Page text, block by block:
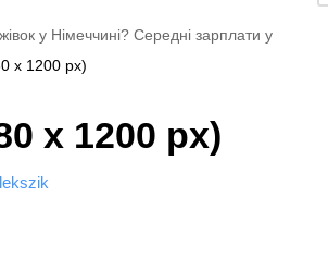
у Німеччині? Середні зарплати у
x 1200 px)
x 1200 px)